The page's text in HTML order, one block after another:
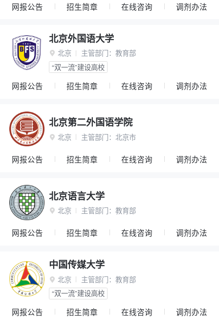
网报公告 招生简章 在线咨询 调剂办法
北京外国语大学
 北京 主管部门： 教育部
“双一流”建设高校
网报公告 招生简章 在线咨询 调剂办法
北京第二外国语学院
 北京 主管部门： 北京市
网报公告 招生简章 在线咨询 调剂办法
北京语言大学
 北京 主管部门： 教育部
网报公告 招生简章 在线咨询 调剂办法
中国传媒大学
 北京 主管部门： 教育部
“双一流”建设高校
网报公告 招生简章 在线咨询 调剂办法